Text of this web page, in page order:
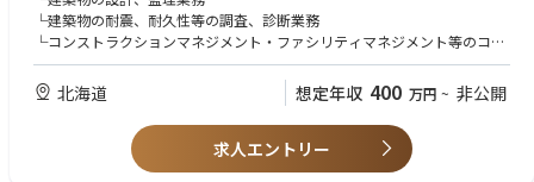
変電所・発電所・事務所等の社有施設、お客さま施設のコンストラクショ
ンマネジメントなど様々なプロジェクトに携わることが出来る可能性があ
■入社後のキャリアプラン：
上記の通り、事業領域拡大に向けたコンストラクションマネジメント、フ
ァシリティマネジメントに関する社外営業に関する業務だけでなく、コミ
ッショニングに関する社外営業等の他、「カーボンニュートラル」の実現
に向け、水力・火力発電所の建設や、合理的なインフラの維持管理に関す
└建築物の耐震、耐久性等の調査、診断業務
└コンストラクションマネジメント・ファシリティマネジメント等のコン
サルティング・技術営業の経験
・北海道内の転勤を許容いただける方
・1級もしくは2級建築士の資格を保有、または1級建築士取得に明確な意
・認定ファシリティマネージャーおよび認定コンストラクションマージャ
北海道 想定年収 400 万円 ~ 非公開
求人エントリー